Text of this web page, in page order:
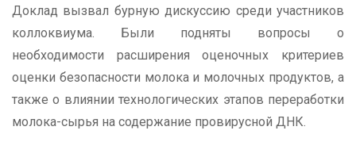
Доклад вызвал бурную дискуссию среди участников
коллоквиума. Были подняты вопросы о
необходимости расширения оценочных критериев
оценки безопасности молока и молочных продуктов, а
также о влиянии технологических этапов переработки
молока-сырья на содержание провирусной ДНК.